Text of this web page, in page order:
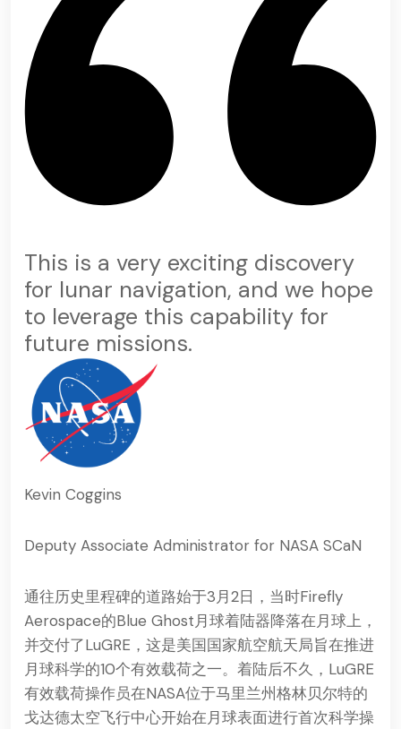
This is a very exciting discovery
for lunar navigation, and we hope
to leverage this capability for
future missions.
Kevin Coggins
Deputy Associate Administrator for NASA SCaN
通往历史里程碑的道路始于3月2日，当时Firefly
Aerospace的Blue Ghost月球着陆器降落在月球上，
并交付了LuGRE，这是美国国家航空航天局旨在推进
月球科学的10个有效载荷之一。着陆后不久，LuGRE
有效载荷操作员在NASA位于马里兰州格林贝尔特的
戈达德太空飞行中心开始在月球表面进行首次科学操